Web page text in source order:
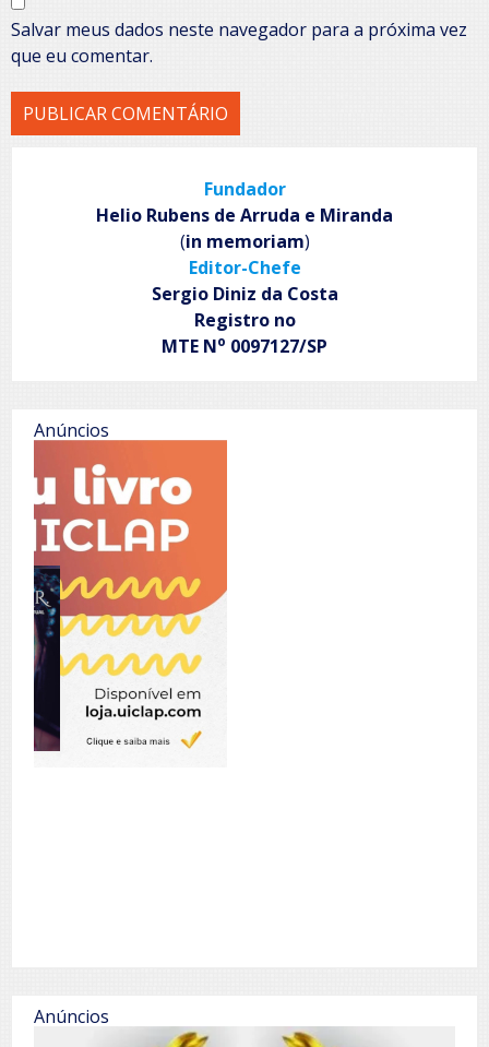
Salvar meus dados neste navegador para a próxima vez
que eu comentar.
Fundador
Helio Rubens de Arruda e Miranda
(in memoriam)
Editor-Chefe
Sergio Diniz da Costa
Registro no
MTE No 0097127/SP
Anúncios
Anúncios